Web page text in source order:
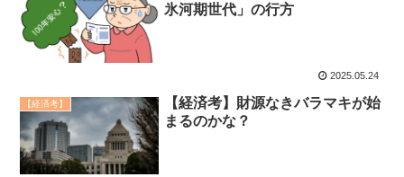
氷河期世代」の行方
2025.05.24
【経済考】
【経済考】財源なきバラマキが始
まるのかな？